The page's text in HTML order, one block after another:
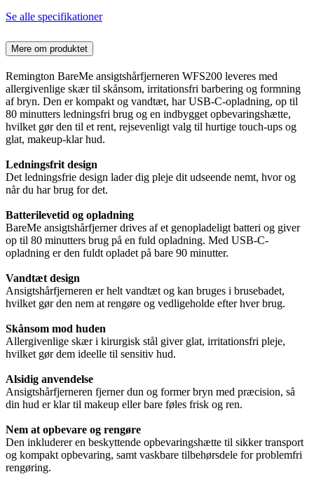
Se alle specifikationer
Mere om produktet
Remington BareMe ansigtshårfjerneren WFS200 leveres med
allergivenlige skær til skånsom, irritationsfri barbering og formning
af bryn. Den er kompakt og vandtæt, har USB-C-opladning, op til
80 minutters ledningsfri brug og en indbygget opbevaringshætte,
hvilket gør den til et rent, rejsevenligt valg til hurtige touch-ups og
glat, makeup-klar hud.
Ledningsfrit design
Det ledningsfrie design lader dig pleje dit udseende nemt, hvor og
når du har brug for det.
Batterilevetid og opladning
BareMe ansigtshårfjerner drives af et genopladeligt batteri og giver
op til 80 minutters brug på en fuld opladning. Med USB-C-
opladning er den fuldt opladet på bare 90 minutter.
Vandtæt design
Ansigtshårfjerneren er helt vandtæt og kan bruges i brusebadet,
hvilket gør den nem at rengøre og vedligeholde efter hver brug.
Skånsom mod huden
Allergivenlige skær i kirurgisk stål giver glat, irritationsfri pleje,
hvilket gør dem ideelle til sensitiv hud.
Alsidig anvendelse
Ansigtshårfjerneren fjerner dun og former bryn med præcision, så
din hud er klar til makeup eller bare føles frisk og ren.
Nem at opbevare og rengøre
Den inkluderer en beskyttende opbevaringshætte til sikker transport
og kompakt opbevaring, samt vaskbare tilbehørsdele for problemfri
rengøring.